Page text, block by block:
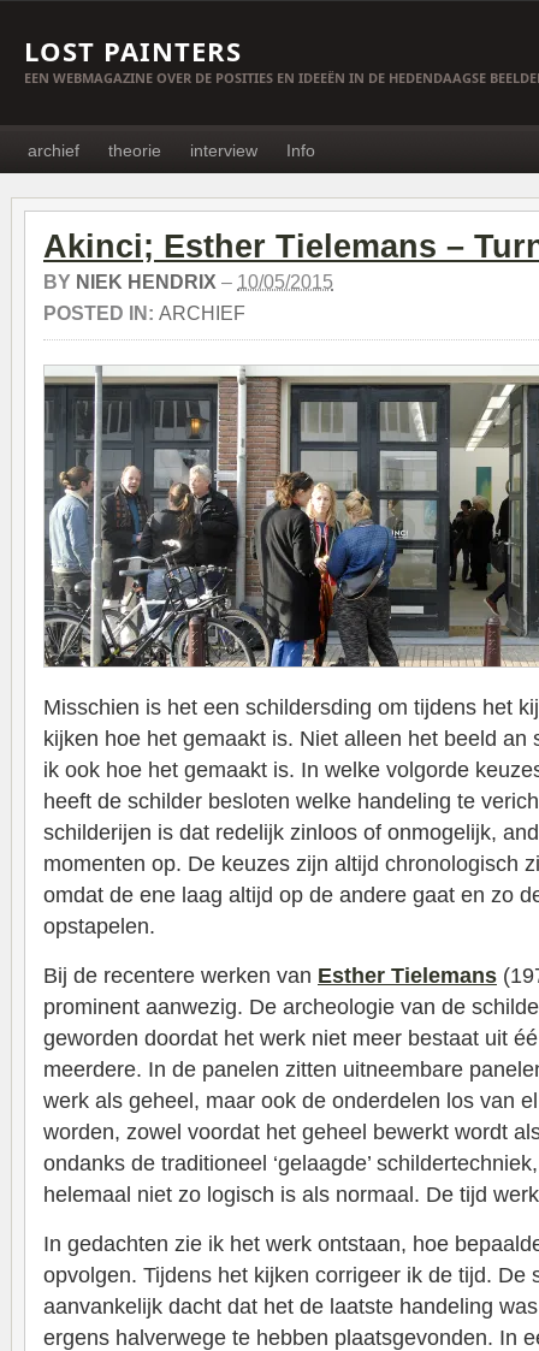
LOST PAINTERS
EEN WEBMAGAZINE OVER DE POSITIES EN IDEEËN IN DE HEDENDAAGSE
archief theorie interview Info
Akinci; Esther Tielemans –
BY NIEK HENDRIX – 10/05/2015
POSTED IN: ARCHIEF
Misschien is het een schildersding om tijdens het
kijken hoe het gemaakt is. Niet alleen het beeld an
ik ook hoe het gemaakt is. In welke volgorde
heeft de schilder besloten welke handeling te
schilderijen is dat redelijk zinloos of onmogelijk,
momenten op. De keuzes zijn altijd chronologisch
omdat de ene laag altijd op de andere gaat en zo
opstapelen.
Bij de recentere werken van Esther Tielemans
prominent aanwezig. De archeologie van de
geworden doordat het werk niet meer bestaat uit
meerdere. In de panelen zitten uitneembare
werk als geheel, maar ook de onderdelen los van
worden, zowel voordat het geheel bewerkt wordt
ondanks de traditioneel ‘gelaagde’
helemaal niet zo logisch is als normaal. De tijd
In gedachten zie ik het werk ontstaan, hoe
opvolgen. Tijdens het kijken corrigeer ik de tijd. De
aanvankelijk dacht dat het de laatste handeling
ergens halverwege te hebben plaatsgevonden. In